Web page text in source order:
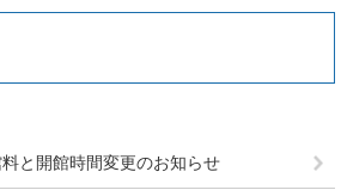
と開館時間変更のお知らせ